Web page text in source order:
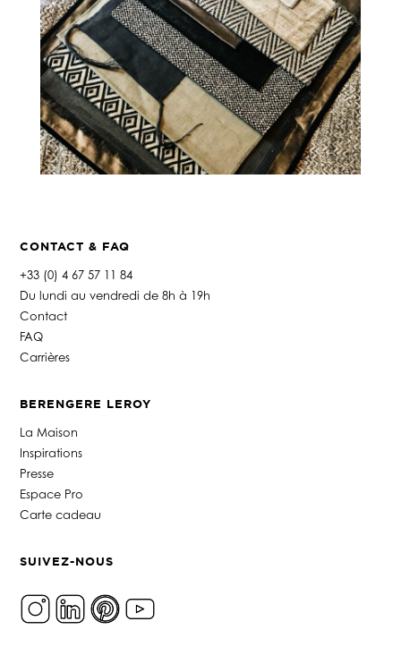
CONTACT & FAQ
+33 (0) 4 67 57 11 84
Du lundi au vendredi de 8h à 19h
Contact
FAQ
Carrières
BERENGERE LEROY
La Maison
Inspirations
Presse
Espace Pro
Carte cadeau
SUIVEZ-NOUS